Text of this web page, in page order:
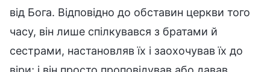
від Бога. Відповідно до обставин церкви того
часу, він лише спілкувався з братами й
сестрами, настановляв їх і заохочував їх до